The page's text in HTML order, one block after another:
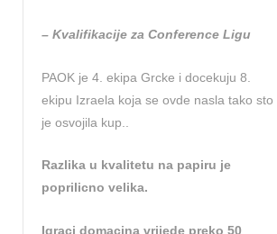
– Kvalifikacije za Conference Ligu
PAOK je 4. ekipa Grcke i docekuju 8.
ekipu Izraela koja se ovde nasla tako sto
je osvojila kup..
Razlika u kvalitetu na papiru je
poprilicno velika.
Igraci domacina vrijede preko 50